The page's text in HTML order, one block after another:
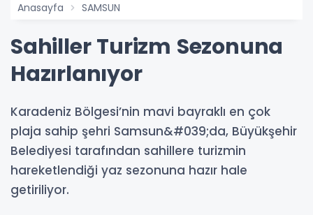
Anasayfa SAMSUN
Sahiller Turizm Sezonuna
Hazırlanıyor
Karadeniz Bölgesi’nin mavi bayraklı en çok
plaja sahip şehri Samsun&#039;da, Büyükşehir
Belediyesi tarafından sahillere turizmin
hareketlendiği yaz sezonuna hazır hale
getiriliyor.